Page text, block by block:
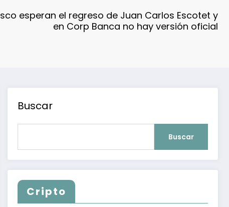
esperan el regreso de Juan Carlos Escotet y
en Corp Banca no hay versión oficial
Buscar
Buscar
Cripto